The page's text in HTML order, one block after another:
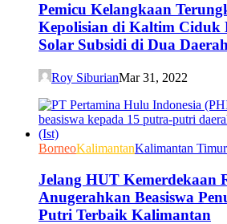
Pemicu Kelangkaan
Kepolisian di Kaltim Ciduk
Solar Subsidi di Dua Daerah
Roy SiburianMar 31, 2022
BorneoKalimantanKalimantan Timur
Jelang HUT Kemerdekaan
Anugerahkan Beasiswa
Putri Terbaik Kalimantan